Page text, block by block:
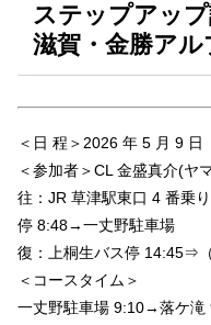
ステップアッ
滋賀・金勝アル
＜日 程＞2026 年 5 月 9 日
＜参加者＞CL 金盛真介(ヤ
往：JR 草津駅東口 4 番乗
停 8:48→一丈野駐車場
復：上桐生バス停 14:45⇒
＜コースタイム＞
一丈野駐車場 9:10→落ケ